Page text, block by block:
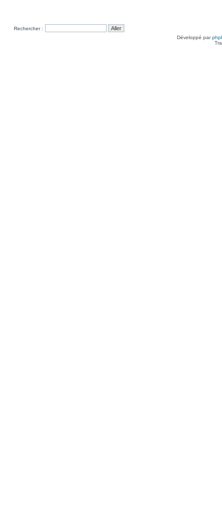
Rechercher :
Développé par